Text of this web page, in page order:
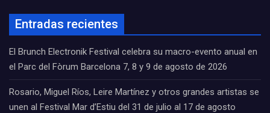
Entradas recientes
El Brunch Electronik Festival celebra su macro-evento anual en
el Parc del Fòrum Barcelona 7, 8 y 9 de agosto de 2026
Rosario, Miguel Ríos, Leire Martínez y otros grandes artistas se
unen al Festival Mar d’Estiu del 31 de julio al 17 de agosto